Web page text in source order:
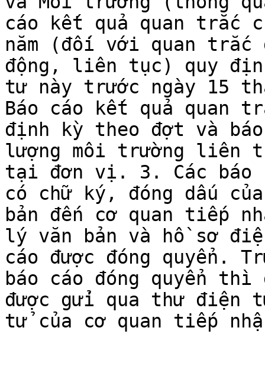
cáo kết quả quan trắc
năm (đối với quan
động, liên tục) quy
tư này trước ngày 15
Báo cáo kết quả quan
định kỳ theo đợt và
lượng môi trường liên
tại đơn vị. 3. Các báo
có chữ ký, đóng dấu
bản đến cơ quan tiếp
lý văn bản và hồ sơ
cáo được đóng quyển.
báo cáo đóng quyển
được gửi qua thư điện